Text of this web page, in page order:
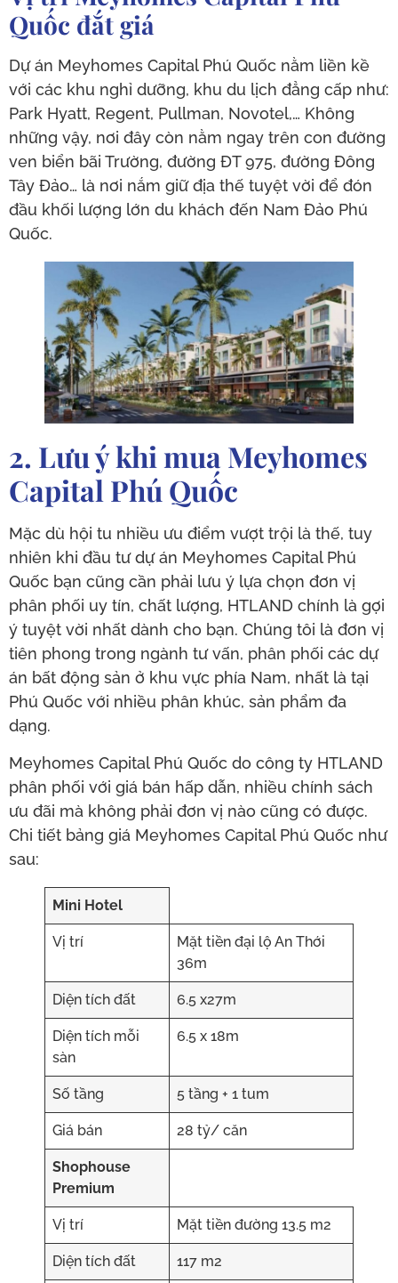
Quốc đắt giá
Dự án Meyhomes Capital Phú Quốc nằm liền kề
với các khu nghỉ dưỡng, khu du lịch đẳng cấp như:
Park Hyatt, Regent, Pullman, Novotel,… Không
những vậy, nơi đây còn nằm ngay trên con đường
ven biển bãi Trường, đường ĐT 975, đường Đông
Tây Đảo… là nơi nắm giữ địa thế tuyệt vời để đón
đầu khối lượng lớn du khách đến Nam Đảo Phú
Quốc.
2. Lưu ý khi mua Meyhomes
Capital Phú Quốc
Mặc dù hội tu nhiều ưu điểm vượt trội là thế, tuy
nhiên khi đầu tư dự án Meyhomes Capital Phú
Quốc bạn cũng cần phải lưu ý lựa chọn đơn vị
phân phối uy tín, chất lượng, HTLAND chính là gợi
ý tuyệt vời nhất dành cho bạn. Chúng tôi là đơn vị
tiên phong trong ngành tư vấn, phân phối các dự
án bất động sản ở khu vực phía Nam, nhất là tại
Phú Quốc với nhiều phân khúc, sản phẩm đa
dạng.
Meyhomes Capital Phú Quốc do công ty HTLAND
phân phối với giá bán hấp dẫn, nhiều chính sách
ưu đãi mà không phải đơn vị nào cũng có được.
Chi tiết bảng giá Meyhomes Capital Phú Quốc như
sau:
Mini Hotel
Vị trí
Mặt tiền đại lộ An Thới
36m
Diện tích đất 6.5 x27m
Diện tích mỗi
sàn
6.5 x 18m
Số tầng 5 tầng + 1 tum
Giá bán 28 tỷ/ căn
Shophouse
Premium
Vị trí Mặt tiền đường 13.5 m2
Diện tích đất 117 m2